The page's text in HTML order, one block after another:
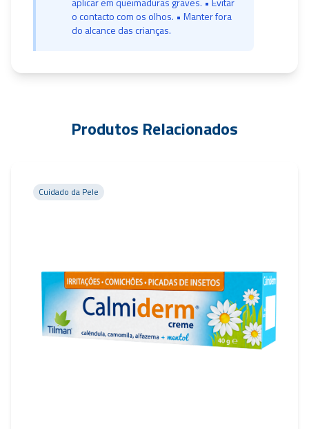
o contacto com os olhos. • Manter fora
do alcance das crianças.
Produtos Relacionados
Cuidado da Pele